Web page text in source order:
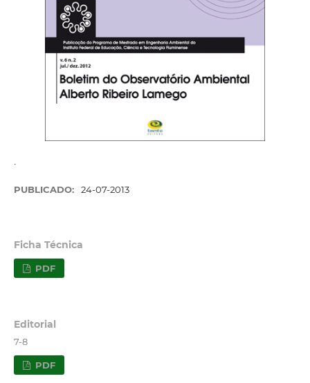
.
PUBLICADO: 24-07-2013
Ficha Técnica
PDF
Editorial
7-8
PDF